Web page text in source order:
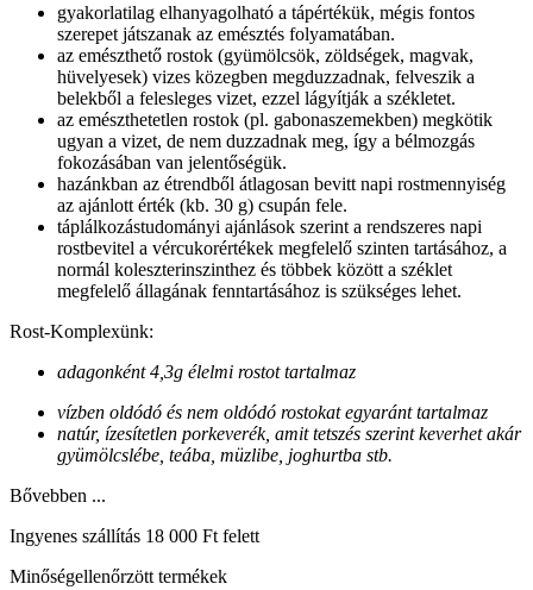
gyakorlatilag elhanyagolható a tápértékük, mégis fontos
szerepet játszanak az emésztés folyamatában.
az emészthető rostok (gyümölcsök, zöldségek, magvak,
hüvelyesek) vizes közegben megduzzadnak, felveszik a
belekből a felesleges vizet, ezzel lágyítják a székletet.
az emészthetetlen rostok (pl. gabonaszemekben) megkötik
ugyan a vizet, de nem duzzadnak meg, így a bélmozgás
fokozásában van jelentőségük.
hazánkban az étrendből átlagosan bevitt napi rostmennyiség
az ajánlott érték (kb. 30 g) csupán fele.
táplálkozástudományi ajánlások szerint a rendszeres napi
rostbevitel a vércukorértékek megfelelő szinten tartásához, a
normál koleszterinszinthez és többek között a széklet
megfelelő állagának fenntartásához is szükséges lehet.
Rost-Komplexünk:
adagonként 4,3g élelmi rostot tartalmaz
vízben oldódó és nem oldódó rostokat egyaránt tartalmaz
natúr, ízesítetlen porkeverék, amit tetszés szerint keverhet akár
gyümölcslébe, teába, müzlibe, joghurtba stb.
Bővebben ...
Ingyenes szállítás 18 000 Ft felett
Minőségellenőrzött termékek